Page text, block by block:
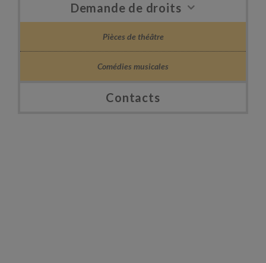
Demande de droits
Pièces de théâtre
Comédies musicales
Contacts